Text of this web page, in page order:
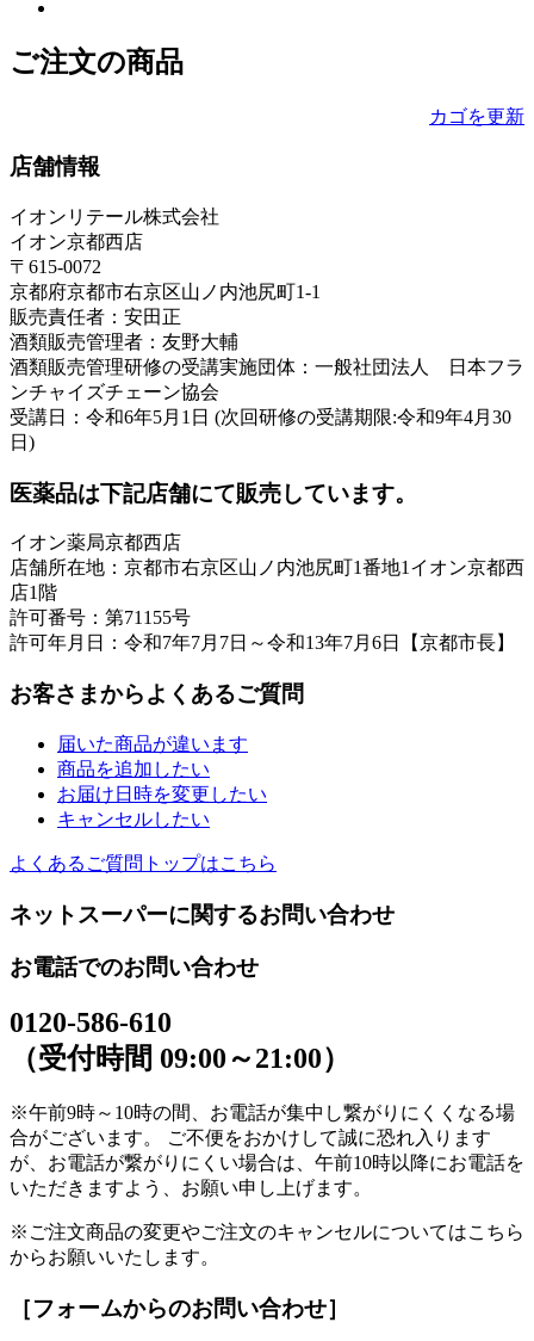
ご注文の商品
カゴを更新
店舗情報
イオンリテール株式会社
イオン京都西店
〒615-0072
京都府京都市右京区山ノ内池尻町1-1
販売責任者：安田正
酒類販売管理者：友野大輔
酒類販売管理研修の受講実施団体：一般社団法人 日本フラ
ンチャイズチェーン協会
受講日：令和6年5月1日 (次回研修の受講期限:令和9年4月30
日)
医薬品は下記店舗にて販売しています。
イオン薬局京都西店
店舗所在地：京都市右京区山ノ内池尻町1番地1イオン京都西
店1階
許可番号：第71155号
許可年月日：令和7年7月7日～令和13年7月6日【京都市長】
お客さまからよくあるご質問
届いた商品が違います
商品を追加したい
お届け日時を変更したい
キャンセルしたい
よくあるご質問トップはこちら
ネットスーパーに関するお問い合わせ
お電話でのお問い合わせ
0120-586-610
（受付時間 09:00～21:00）
※午前9時～10時の間、お電話が集中し繋がりにくくなる場
合がございます。 ご不便をおかけして誠に恐れ入ります
が、お電話が繋がりにくい場合は、午前10時以降にお電話を
いただきますよう、お願い申し上げます。
※ご注文商品の変更やご注文のキャンセルについてはこちら
からお願いいたします。
［フォームからのお問い合わせ］